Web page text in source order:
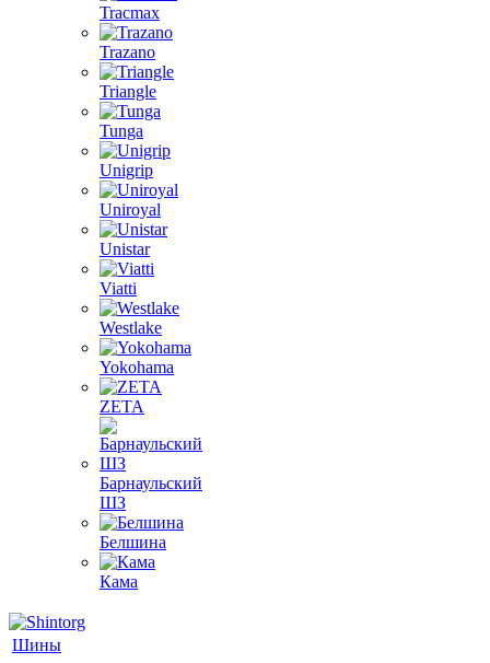
Tracmax
Trazano
Triangle
Tunga
Unigrip
Uniroyal
Unistar
Viatti
Westlake
Yokohama
ZETA
Барнаульский
ШЗ
Белшина
Кама
Шины